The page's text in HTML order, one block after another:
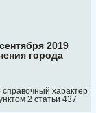
2019
города
характер
2 статьи 437